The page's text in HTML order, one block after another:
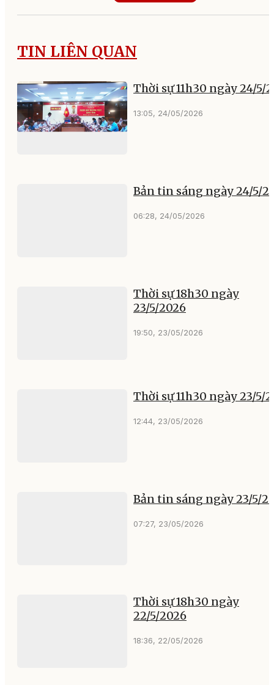
TIN LIÊN QUAN
Thời sự 11h30 ngày 24/5/
13:05, 24/05/2026
Bản tin sáng ngày 24/5/
06:28, 24/05/2026
Thời sự 18h30 ngày
23/5/2026
19:50, 23/05/2026
Thời sự 11h30 ngày 23/5/
12:44, 23/05/2026
Bản tin sáng ngày 23/5/
07:27, 23/05/2026
Thời sự 18h30 ngày
22/5/2026
18:36, 22/05/2026